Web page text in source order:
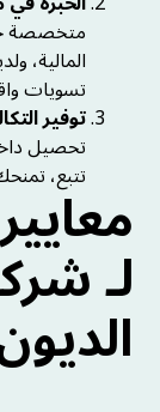
متخصصة
المالية،
تسويات
توفير
تحصيل
تتبع،
لـ